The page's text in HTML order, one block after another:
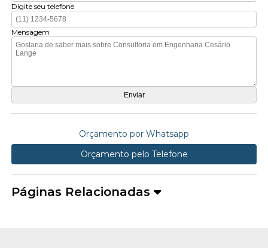
Digite seu telefone
Mensagem
Orçamento por Whatsapp
Orçamento pelo Telefone
Páginas Relacionadas